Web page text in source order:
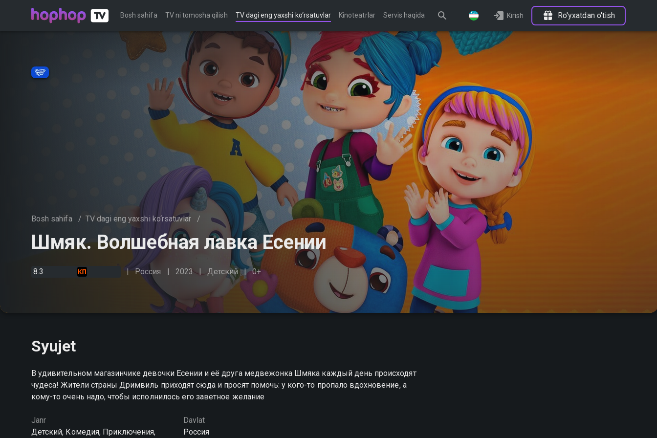
Bosh sahifa TV ni tomosha qilish TV dagi eng yaxshi ko‘rsatuvlar Kinoteatrlar Servis haqida Kirish Ro'yxatdan o'tish
Bosh sahifa / TV dagi eng yaxshi ko‘rsatuvlar /
Шмяк. Волшебная лавка Есении
8.3 Россия 2023 Детский 0+
Syujet
В удивительном магазинчике девочки Есении и её друга медвежонка Шмяка каждый день происходят
чудеса! Жители страны Дримвиль приходят сюда и просят помочь: у кого-то пропало вдохновение, а
кому-то очень надо, чтобы исполнилось его заветное желание
Janr
Детский, Комедия, Приключения,
Davlat
Россия